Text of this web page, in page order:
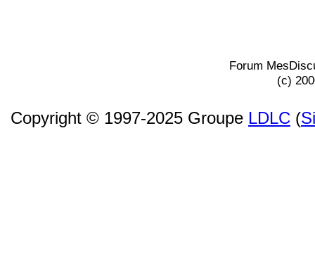
Forum
(c)
Copyright © 1997-2025 Groupe LDLC (